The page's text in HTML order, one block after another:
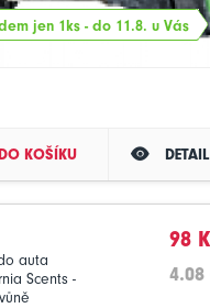
jen 1ks - do 11.8. u Vás
KOŠÍKU DETAIL
auta
Scents -
98
4.08